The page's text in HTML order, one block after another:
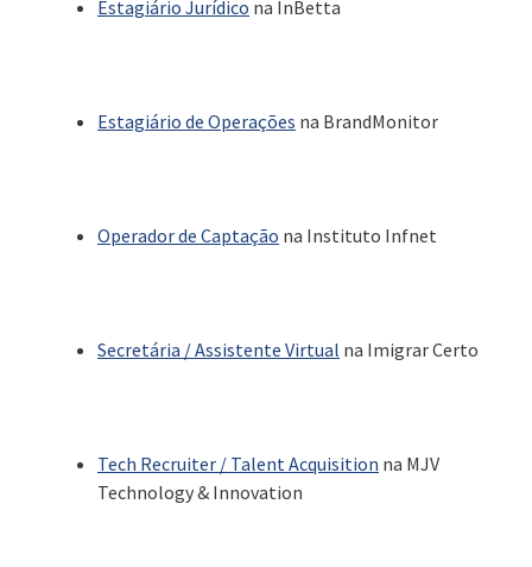
Estagiário Jurídico na InBetta
Estagiário de Operações na BrandMonitor
Operador de Captação na Instituto Infnet
Secretária / Assistente Virtual na Imigrar Certo
Tech Recruiter / Talent Acquisition na MJV
Technology & Innovation